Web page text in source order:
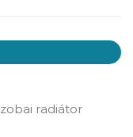
radiátor